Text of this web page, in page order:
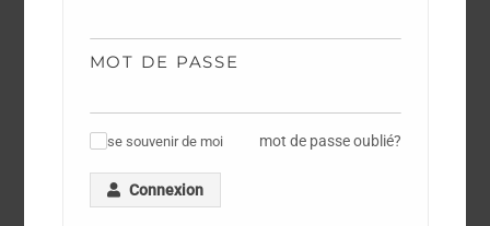
MOT DE PASSE
se souvenir de moi mot de passe oublié?
Connexion